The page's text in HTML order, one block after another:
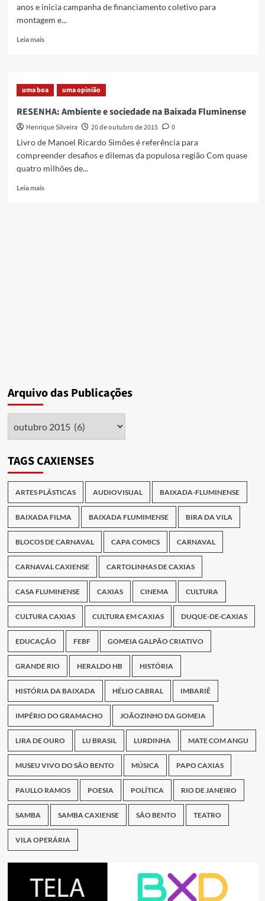
anos e inicia campanha de financiamento coletivo para
montagem e...
Leia maisRead
resgata
a
da
Vila
Ideal,
Caxias
uma boa uma opinião
RESENHA: Ambiente e sociedade na Baixada Fluminense
Henrique Silveira 20 de outubro de 2015
0
Livro de Manoel Ricardo Simões é referência para
compreender desafios e dilemas da populosa região Com quase
quatro milhões de...
Leia maisRead
Arquivo das Publicações
TAGS CAXIENSES
ARTES PLÁSTICAS AUDIOVISUAL BAIXADA-FLUMINENSE
BAIXADA FILMA BAIXADA FLUMIMENSE BIRA DA VILA
BLOCOS DE CARNAVAL CAPA COMICS CARNAVAL
CARNAVAL CAXIENSE CARTOLINHAS DE CAXIAS
CASA FLUMINENSE CAXIAS CINEMA CULTURA
CULTURA CAXIAS CULTURA EM CAXIAS DUQUE-DE-CAXIAS
EDUCAÇÃO FEBF GOMEIA GALPÃO CRIATIVO
GRANDE RIO HERALDO HB HISTÓRIA
HISTÓRIA DA BAIXADA HÉLIO CABRAL IMBARIÊ
IMPÉRIO DO GRAMACHO JOÃOZINHO DA GOMEIA
LIRA DE OURO LU BRASIL LURDINHA MATE COM ANGU
MUSEU VIVO DO SÃO BENTO MÚSICA PAPO CAXIAS
PAULLO RAMOS POESIA POLÍTICA RIO DE JANEIRO
SAMBA SAMBA CAXIENSE SÃO BENTO TEATRO
VILA OPERÁRIA